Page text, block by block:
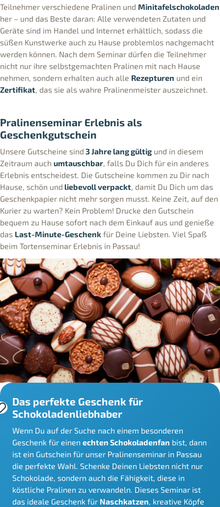
Teilnehmer verschiedene Pralinen und Minitafelschokoladen
her – und das Beste daran: Alle verwendeten Zutaten und
Geräte sind im Handel und Internet erhältlich, sodass die
süßen Kunstwerke auch zu Hause problemlos nachgemacht
werden können. Nach dem Seminar dürfen die Teilnehmer
nicht nur ihre selbstgemachten Pralinen mit nach Hause
nehmen, sondern erhalten auch alle Rezepturen und ein
Zertifikat, das sie als wahre Pralinenmeister auszeichnet.
Pralinenseminar Erlebnis als
Geschenkgutschein
Unsere Gutscheine sind 3 Jahre lang gültig und in diesem
Zeitraum auch umtauschbar, falls Du Dich für ein anderes
Erlebnis entscheidest. Die Gutscheine kommen zu Dir nach
Hause, schön und liebevoll verpackt, damit Du Dich um das
Geschenkpapier nicht mehr sorgen musst. Keine Zeit, auf den
Kurier zu warten? Kein Problem! Drucke den Gutschein
bequem zu Hause sofort nach dem Einkauf aus und genieße
das Last-Minute-Geschenk für Deine Liebsten. Viel Spaß
beim Tortenseminar Erlebnis in Passau!
Das perfekte Geschenk für
Schokoladenliebhaber
Wenn Du auf der Suche nach einem besonderen
Geschenk für einenechten Schokoladenfan bist, dann
ist ein Gutschein für unser Pralinenseminar in Passau
die perfekte Wahl. Schenke Deinen Liebsten nicht nur
Schokolade, sondern auch die Fähigkeit, diese in
köstliche Pralinen zu verwandeln. Dieses Seminar ist
das ideale Geschenk für Naschkatzen, kreative Köpfe